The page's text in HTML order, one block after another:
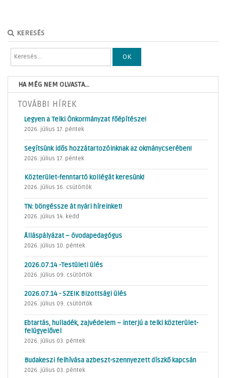
KERESÉS
OK
HA MÉG NEM OLVASTA...
TOVÁBBI HÍREK
Legyen a Telki Önkormányzat főépítésze!
2026. július 17. péntek
Segítsünk idős hozzátartozóinknak az okmánycserében!
2026. július 17. péntek
Közterület-fenntartó kollégát keresünk!
2026. július 16. csütörtök
TN: böngéssze át nyári híreinket!
2026. július 14. kedd
Álláspályázat – óvodapedagógus
2026. július 10. péntek
2026.07.14 -Testületi ülés
2026. július 09. csütörtök
2026.07.14 - SZEIK Bizottsági ülés
2026. július 09. csütörtök
Ebtartás, hulladék, zajvédelem – interjú a telki közterület-
felügyelővel
2026. július 03. péntek
Budakeszi felhívása azbeszt-szennyezett díszkő kapcsán
2026. július 03. péntek